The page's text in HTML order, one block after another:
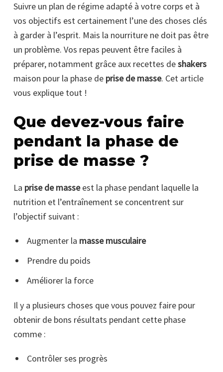
Suivre un plan de régime adapté à votre corps et à
vos objectifs est certainement l’une des choses clés
à garder à l’esprit. Mais la nourriture ne doit pas être
un problème. Vos repas peuvent être faciles à
préparer, notamment grâce aux recettes deshakers
maison pour la phase de prise de masse. Cet article
vous explique tout !
Que devez-vous faire
pendant la phase de
prise de masse ?
La prise de masseest la phase pendant laquelle la
nutrition et l’entraînement se concentrent sur
l’objectif suivant :
Augmenter la masse musculaire
Prendre du poids
Améliorer la force
Il y a plusieurs choses que vous pouvez faire pour
obtenir de bons résultats pendant cette phase
comme :
Contrôler ses progrès